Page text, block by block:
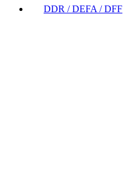
DDR / DEFA / DFF